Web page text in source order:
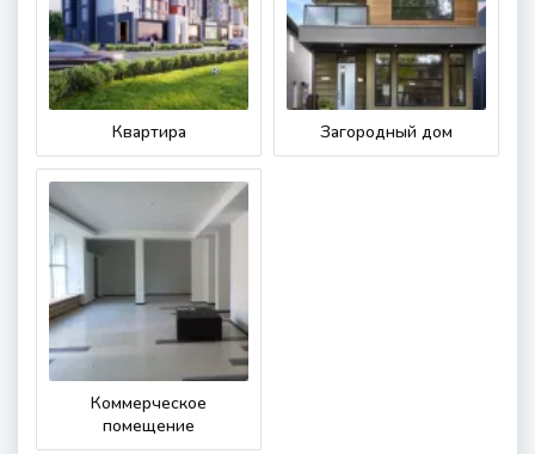
Квартира Загородный дом
Коммерческое
помещение